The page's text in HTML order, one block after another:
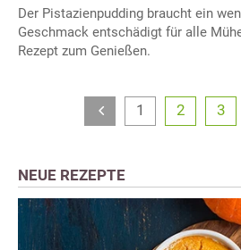
Der Pistazienpudding braucht ein
Geschmack entschädigt für alle
Rezept zum Genießen.
1 2 3
NEUE REZEPTE